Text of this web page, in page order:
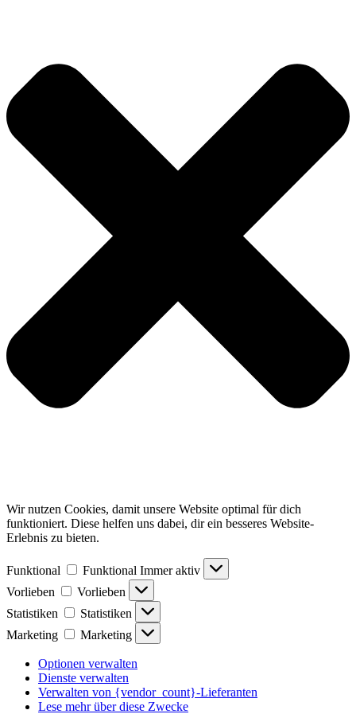
Wir nutzen Cookies, damit unsere Website optimal für dich
funktioniert. Diese helfen uns dabei, dir ein besseres Website-
Erlebnis zu bieten.
Funktional Funktional Immer aktiv
Vorlieben
Vorlieben
Statistiken
Statistiken
Marketing
Marketing
Optionen verwalten
Dienste verwalten
Verwalten von {vendor_count}-Lieferanten
Lese mehr über diese Zwecke